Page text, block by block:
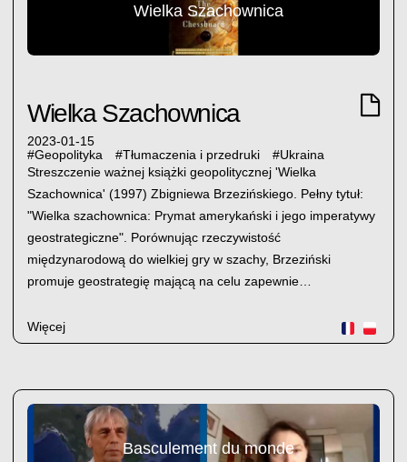
Wielka Szachownica
Wielka Szachownica
2023-01-15
#Geopolityka #Tłumaczenia i przedruki #Ukraina
Streszczenie ważnej książki geopolitycznej 'Wielka
Szachownica' (1997) Zbigniewa Brzezińskiego. Pełny tytuł:
"Wielka szachownica: Prymat amerykański i jego imperatywy
geostrategiczne". Porównując rzeczywistość
międzynarodową do wielkiej gry w szachy, Brzeziński
promuje geostrategię mającą na celu zapewnie…
Więcej
Basculement du monde